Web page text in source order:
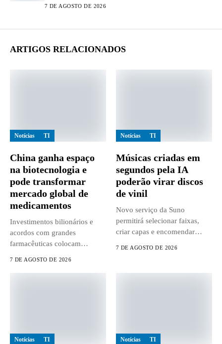
7 DE AGOSTO DE 2026
ARTIGOS RELACIONADOS
Notícias TI
China ganha espaço
na biotecnologia e
pode transformar
mercado global de
medicamentos
Investimentos bilionários e
acordos com grandes
farmacêuticas colocam
7 DE AGOSTO DE 2026
Notícias TI
Músicas criadas em
segundos pela IA
poderão virar discos
de vinil
Novo serviço da Suno
permitirá selecionar faixas,
criar capas e encomendar
7 DE AGOSTO DE 2026
Notícias TI Notícias TI